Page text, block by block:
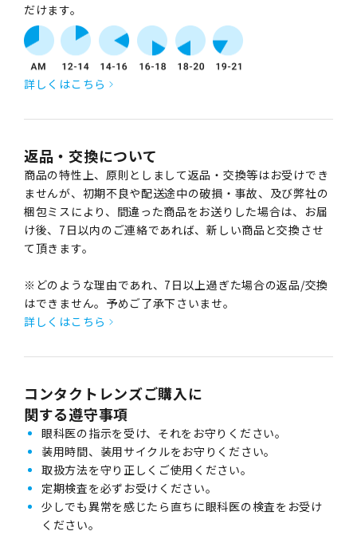
だけます。
詳しくはこちら
返品・交換について
商品の特性上、原則としまして返品・交換等はお受けでき
ませんが、初期不良や配送途中の破損・事故、及び弊社の
梱包ミスにより、間違った商品をお送りした場合は、お届
け後、7日以内のご連絡であれば、新しい商品と交換させ
て頂きます。
※どのような理由であれ、7日以上過ぎた場合の返品/交換
はできません。予めご了承下さいませ。
詳しくはこちら
コンタクトレンズご購入に
関する遵守事項
眼科医の指示を受け、それをお守りください。
装用時間、装用サイクルをお守りください。
取扱方法を守り正しくご使用ください。
定期検査を必ずお受けください。
少しでも異常を感じたら直ちに眼科医の検査をお受け
ください。